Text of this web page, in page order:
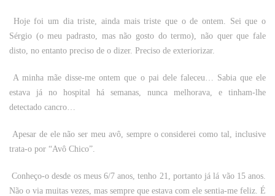
Hoje foi um dia triste, ainda mais triste que o de ontem. Sei que o
Sérgio (o meu padrasto, mas não gosto do termo), não quer que fale
disto, no entanto preciso de o dizer. Preciso de exteriorizar.
A minha mãe disse-me ontem que o pai dele faleceu… Sabia que ele
estava já no hospital há semanas, nunca melhorava, e tinham-lhe
detectado cancro…
Apesar de ele não ser meu avô, sempre o considerei como tal, inclusive
trata-o por “Avô Chico”.
Conheço-o desde os meus 6/7 anos, tenho 21, portanto já lá vão 15 anos.
Não o via muitas vezes, mas sempre que estava com ele sentia-me feliz. É